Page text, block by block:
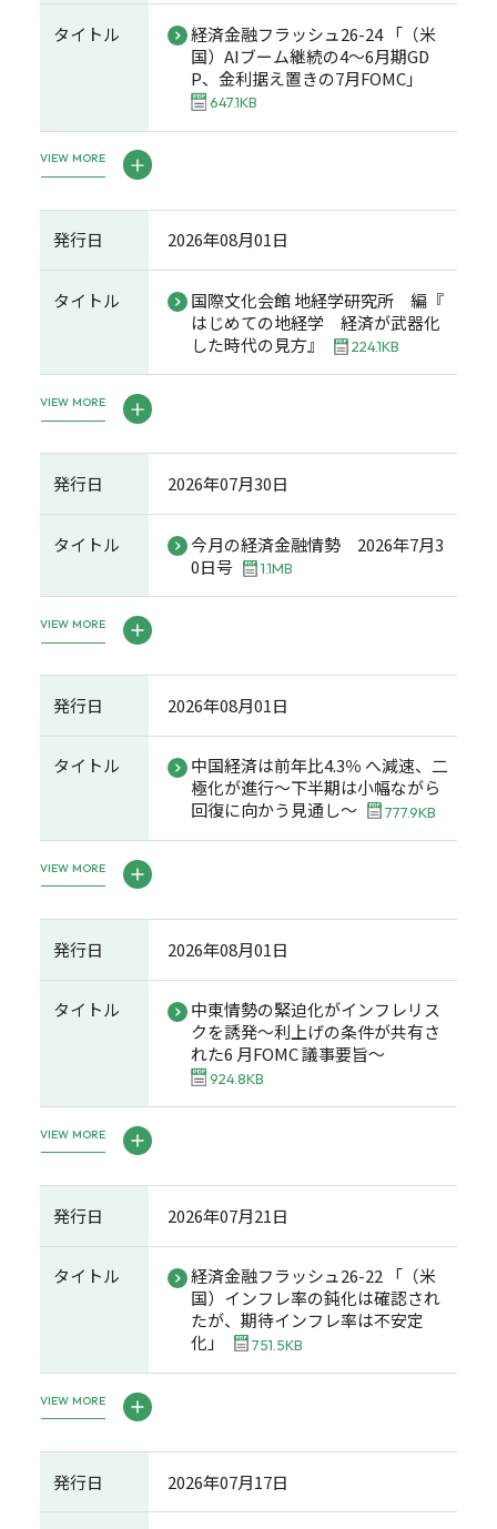
タイトル
経済金融フラッシュ26-24 「（米
国）AIブーム継続の4～6月期GD
P、金利据え置きの7月FOMC」
647.1KB
VIEW MORE
発行日 2026年08月01日
タイトル
国際文化会館 地経学研究所 編『
はじめての地経学 経済が武器化
した時代の見方』
224.1KB
VIEW MORE
発行日 2026年07月30日
タイトル
今月の経済金融情勢 2026年7月3
0日号
1.1MB
VIEW MORE
発行日 2026年08月01日
タイトル
中国経済は前年比4.3％ へ減速、二
極化が進行～下半期は小幅ながら
回復に向かう見通し～
777.9KB
VIEW MORE
発行日 2026年08月01日
タイトル
中東情勢の緊迫化がインフレリス
クを誘発～利上げの条件が共有さ
れた6 月FOMC 議事要旨～
924.8KB
VIEW MORE
発行日 2026年07月21日
タイトル
経済金融フラッシュ26-22 「（米
国）インフレ率の鈍化は確認され
たが、期待インフレ率は不安定
化」
751.5KB
VIEW MORE
発行日 2026年07月17日